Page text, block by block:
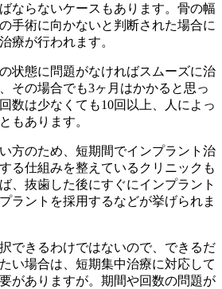
ならないケースもあります。骨の幅
手術に向かないと判断された場合に
療が行われます。
状態に問題がなければスムーズに治
その場合でも3ヶ月はかかると思っ
数は少なくても10回以上、人によっ
もあります。
方のため、短期間でインプラント治
る仕組みを整えているクリニックも
、抜歯した後にすぐにインプラント
ラントを採用するなどが挙げられま
できるわけではないので、できるだ
い場合は、短期集中治療に対応して
がありますが。期間や回数の問題が